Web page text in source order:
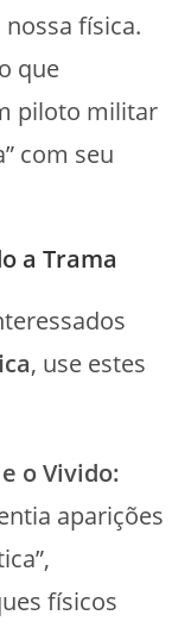
física.
que
piloto militar
com seu
a Trama
, use estes
o Vivido:
aparições
físicos